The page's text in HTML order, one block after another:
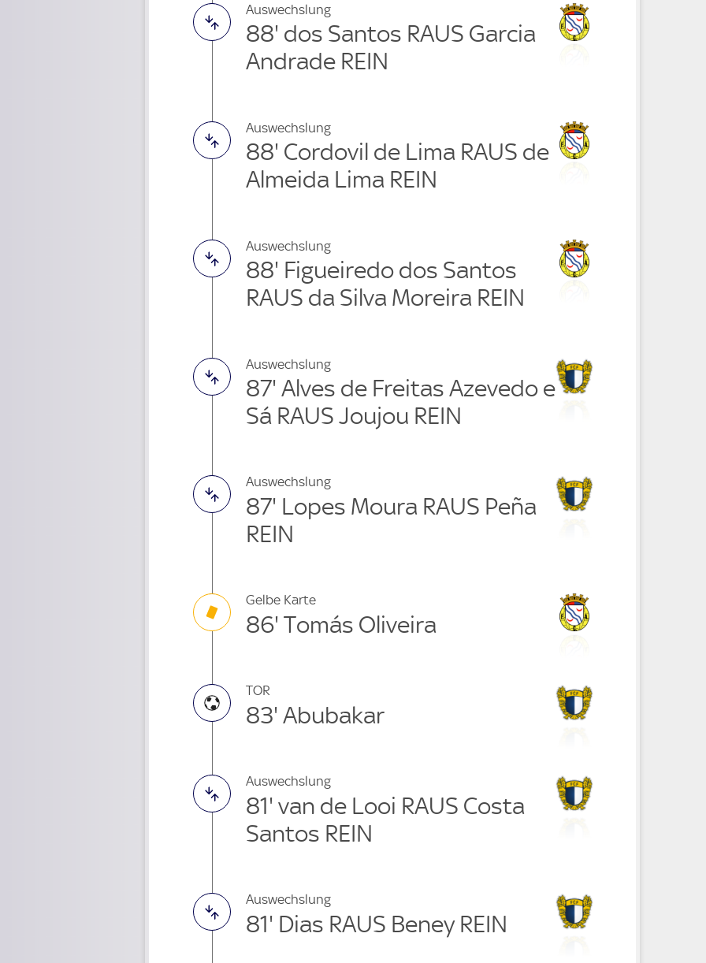
Auswechslung
88' dos Santos RAUS Garcia
Andrade REIN
Auswechslung
88' Cordovil de Lima RAUS de
Almeida Lima REIN
Auswechslung
88' Figueiredo dos Santos
RAUS da Silva Moreira REIN
Auswechslung
87' Alves de Freitas Azevedo e
Sá RAUS Joujou REIN
Auswechslung
87' Lopes Moura RAUS Peña
REIN
Gelbe Karte
86' Tomás Oliveira
TOR
83' Abubakar
Auswechslung
81' van de Looi RAUS Costa
Santos REIN
Auswechslung
81' Dias RAUS Beney REIN